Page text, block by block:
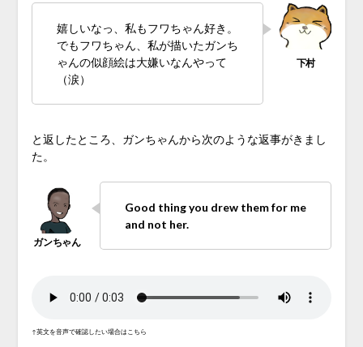
嬉しいなっ、私もフワちゃん好き。
でもフワちゃん、私が描いたガンち
ゃんの似顔絵は大嫌いなんやって
（涙）
と返したところ、ガンちゃんから次のような返事がきまし
た。
Good thing you drew them for me
and not her.
↑英文を音声で確認したい場合はこちら